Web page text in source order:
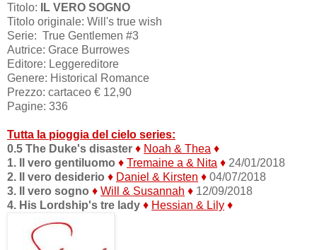
Titolo: IL VERO SOGNO
Titolo originale: Will's true wish
Serie: True Gentlemen #3
Autrice: Grace Burrowes
Editore: Leggereditore
Genere: Historical Romance
Prezzo: cartaceo € 12,90
Pagine: 336
Tutta la pioggia del cielo series:
0.5 The Duke's disaster ♦ Noah & Thea ♦
1. Il vero gentiluomo ♦ Tremaine a & Nita ♦ 24/01/2018
2. Il vero desiderio ♦ Daniel & Kirsten ♦ 04/07/2018
3. Il vero sogno ♦ Will & Susannah ♦ 12/09/2018
4. His Lordship's tre lady ♦ Hessian & Lily ♦